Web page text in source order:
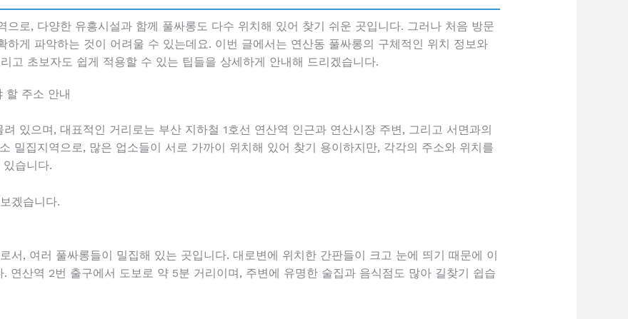
으로, 다양한 유흥시설과 함께 풀싸롱도 다수 위치해 있어 찾기 쉬운 곳입니다. 그러나 처음 방문
하게 파악하는 것이 어려울 수 있는데요. 이번 글에서는 연산동 풀싸롱의 구체적인 위치 정보와
고 초보자도 쉽게 적용할 수 있는 팁들을 상세하게 안내해 드리겠습니다.
할 주소 안내
있으며, 대표적인 거리로는 부산 지하철 1호선 연산역 인근과 연산시장 주변, 그리고 서면과의
밀집지역으로, 많은 업소들이 서로 가까이 위치해 있어 찾기 용이하지만, 각각의 주소와 위치를
습니다.
겠습니다.
서, 여러 풀싸롱들이 밀집해 있는 곳입니다. 대로변에 위치한 간판들이 크고 눈에 띄기 때문에 이
연산역 2번 출구에서 도보로 약 5분 거리이며, 주변에 유명한 술집과 음식점도 많아 길찾기 쉽습